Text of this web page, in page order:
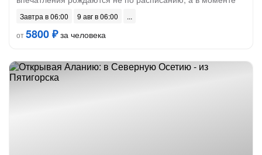
Завтра в 06:00
9 авг в 06:00
от5800 ₽за человека